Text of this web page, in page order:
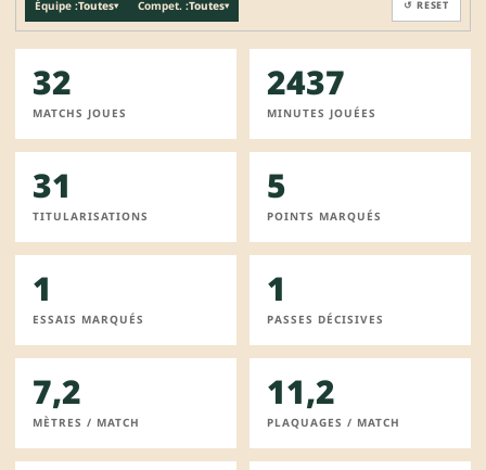
Équipe :Toutes▾ Compet. :Toutes▾ ↺ RESET
32
MATCHS JOUES
2437
MINUTES JOUÉES
31
TITULARISATIONS
5
POINTS MARQUÉS
1
ESSAIS MARQUÉS
1
PASSES DÉCISIVES
7,2
MÈTRES / MATCH
11,2
PLAQUAGES / MATCH